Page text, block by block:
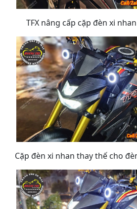
TFX nâng cấp cặp đèn xi
Cặp đèn xi nhan thay thế cho